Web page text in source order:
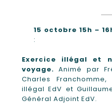
15 octobre 15h –
:
Exercice illégal et
voyage.Animé par
Charles
illégal EdV et
Général Adjoint EdV.